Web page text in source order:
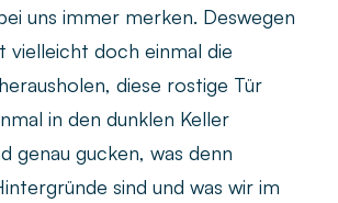
uns immer merken. Deswegen
vielleicht doch einmal die
diese rostige Tür
in den dunklen Keller
genau gucken, was denn
sind und was wir im